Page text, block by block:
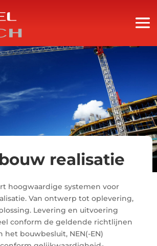
realisatie
hoogwaardige systemen voor
Van ontwerp tot oplevering,
Levering en uitvoering
conform de geldende richtlijnen
het bouwbesluit, NEN(-EN)